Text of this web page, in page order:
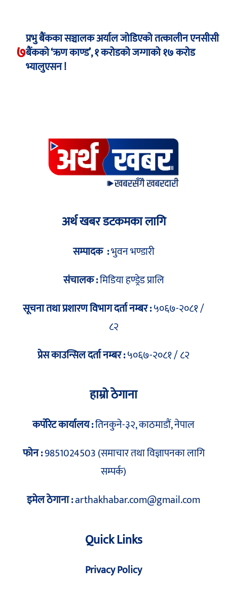
७
प्रभु बैंकका सञ्चालक अर्याल जोडिएको तत्कालीन एनसीसी
बैंकको ‘ऋण काण्ड’, १ करोडको जग्गाको १७ करोड
भ्यालुएसन !
अर्थ खबर डटकमका लागि
सम्पादक :भुवन भण्डारी
संचालक :मिडिया हण्ड्रेड प्रालि
सूचना तथा प्रशारण विभाग दर्ता नम्बर :५०६७-२०८१ /
८२
प्रेस काउन्सिल दर्ता नम्बर :५०६७-२०८१ / ८२
हाम्रो ठेगाना
कर्पोरेट कार्यालय :तिनकुने-३२, काठमाडौं, नेपाल
फोन :9851024503 (समाचार तथा विज्ञापनका लागि
सम्पर्क)
इमेल ठेगाना :arthakhabar.com@gmail.com
Quick Links
Privacy Policy